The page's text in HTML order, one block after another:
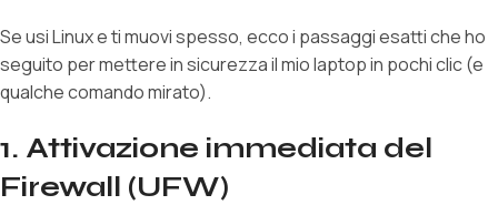
Se usi Linux e ti muovi spesso, ecco i passaggi esatti che ho
seguito per mettere in sicurezza il mio laptop in pochi clic (e
qualche comando mirato).
1. Attivazione immediata del
Firewall (UFW)